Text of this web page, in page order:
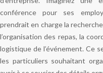
conférence pour ses
prendrait en charge la
l’organisation des repas, la
logistique de l’événement. Ce
les particuliers souhaitant